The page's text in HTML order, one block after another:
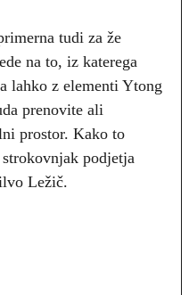
tudi za že
na to, iz katerega
lahko z elementi Ytong
prenovite ali
prostor. Kako to
podjetja
Ležič.